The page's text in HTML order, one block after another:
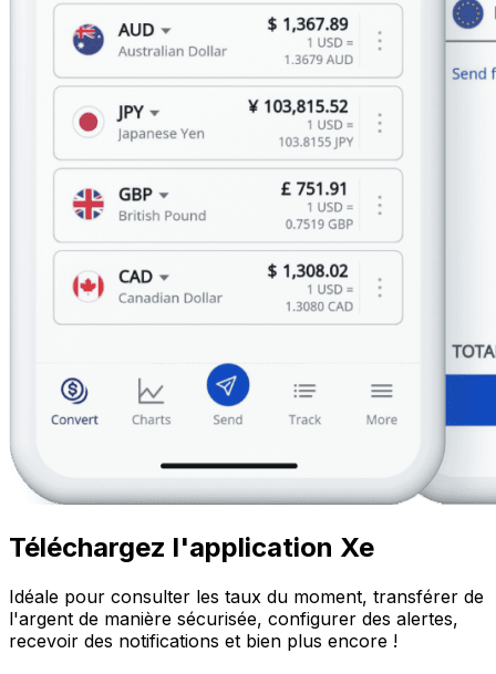
Téléchargez l'application Xe
Idéale pour consulter les taux du moment, transférer de
l'argent de manière sécurisée, configurer des alertes,
recevoir des notifications et bien plus encore !